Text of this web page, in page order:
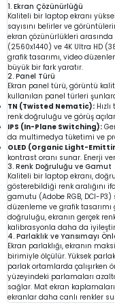
1. Ekran Çözünürlüğü
Kaliteli bir laptop ekranı
sayısını belirler ve
ekran çözünürlükleri arasında
(2560x1440) ve 4K Ultra HD
grafik tasarımı, video
büyük bir fark yaratır.
2. Panel Türü
Ekran panel türü, görüntü
kullanılan panel türleri
TN (Twisted Nematic):
renk doğruluğu ve görüş açıları
IPS (In-Plane Switching):
da multimedya tüketimi ve
OLED (Organic Light-
kontrast oranı sunar. Enerji
3. Renk Doğruluğu ve Gamut
Kaliteli bir laptop ekranı,
gösterebildiği renk aralığını
gamutu (Adobe RGB, DCI-
düzenleme ve grafik
doğruluğu, ekranın gerçek
kalibrasyonla daha da
4. Parlaklık ve Yansımayı
Ekran parlaklığı, ekranın
birimiyle ölçülür. Yüksek
parlak ortamlarda çalışırken
yüzeyindeki parlamaları
sağlar. Mat ekran
ekranlar daha canlı renkler